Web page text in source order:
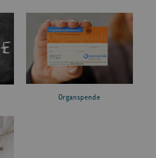
Organspende